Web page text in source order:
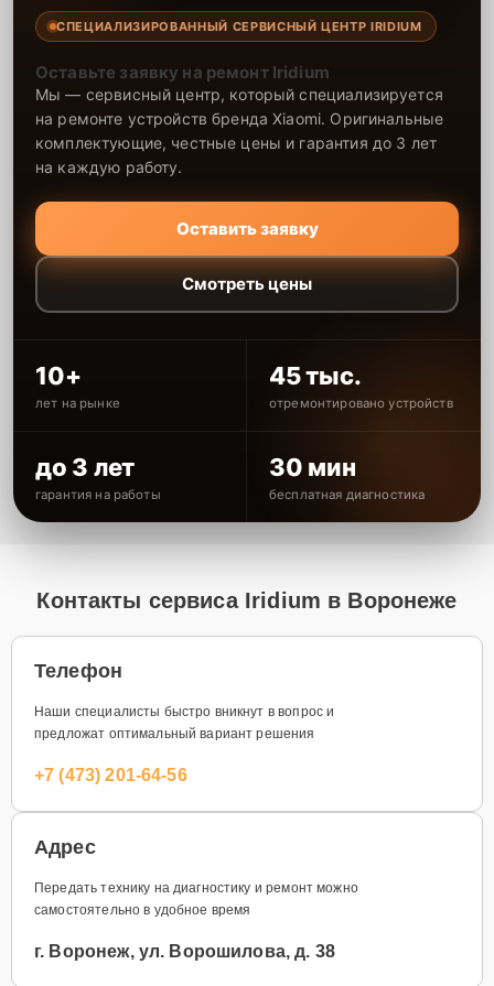
СПЕЦИАЛИЗИРОВАННЫЙ СЕРВИСНЫЙ ЦЕНТР IRIDIUM
Оставьте заявку на ремонт Iridium
Мы — сервисный центр, который специализируется
на ремонте устройств бренда Xiaomi. Оригинальные
комплектующие, честные цены и гарантия до 3 лет
на каждую работу.
Оставить заявку
Смотреть цены
10+
лет на рынке
45 тыс.
отремонтировано устройств
до 3 лет
гарантия на работы
30 мин
бесплатная диагностика
Контакты сервиса Iridium в Воронеже
Телефон
Наши специалисты быстро вникнут в вопрос и
предложат оптимальный вариант решения
+7 (473) 201-64-56
Адрес
Передать технику на диагностику и ремонт можно
самостоятельно в удобное время
г. Воронеж, ул. Ворошилова, д. 38